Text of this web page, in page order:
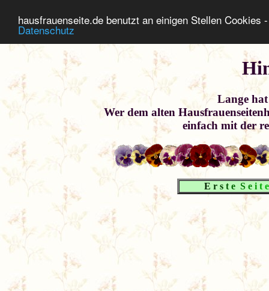
hausfrauenseite.de benutzt an einigen Stellen
Datenschutz
Lange
Wer dem alten
einfach mit der
E r s t e S e i t e